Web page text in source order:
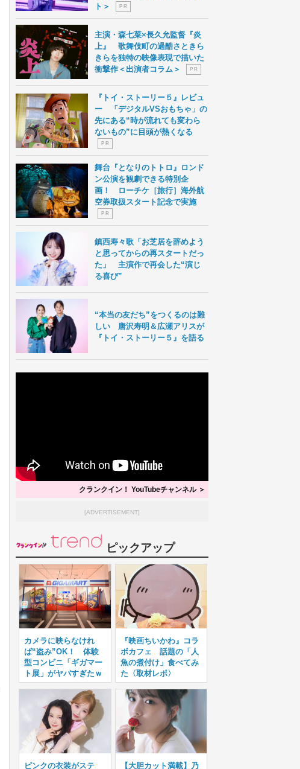
ト＞
P R
主演・森七菜×長久允監督『炎
上』 歌舞伎町の過酷さときら
きらを独特の映像表現で描いた
衝撃作＜出演者コラム＞
P R
『トイ・ストーリー５』レビュ
ー 「デジタルVSおもちゃ」の
先にある“時が流れても変わら
ないもの”に目頭が熱くなる
P R
舞台『となりのトトロ』ロンド
ン公演を観劇できる特別企
画！ ローチケ［旅行］海外航
空券取扱スタート記念で実施
P R
鎮西寿々歌「お芝居を辞めよう
と思ってからの再スタートだっ
た」 主演作で再会した“演じ
る喜び”
“本当の友だち”をつくるのは難
しい 唐沢寿明＆広瀬アリスが
『トイ・ストーリー５』を語る
クランクイン！ YouTubeチャンネル ＞
[ADVERTISEMENT]
ピックアップ
カメラに映らなけれ
ば“盗み”OK！ 体験
型コンビニ「ギガマー
ト展」がヤバすぎたｗ
『映画ちいかわ』コラ
ボカフェ 話題の「人
魚の煮付け」食べてみ
た〈取材レポ〉
ピンクの衣装がステ 【大胆カット満載】乃